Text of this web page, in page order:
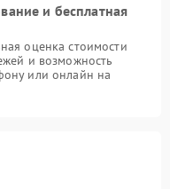
и бесплатная
оценка стоимости
и возможность
или онлайн на